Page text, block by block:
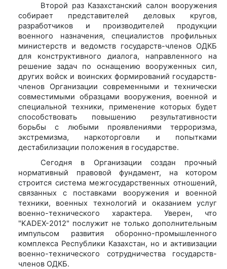
Второй раз Казахстанский салон вооружения
собирает представителей деловых кругов,
разработчиков и производителей продукции
военного назначения, специалистов профильных
министерств и ведомств государств-членов ОДКБ
для конструктивного диалога, направленного на
решение задач по оснащению вооруженных сил,
других войск и воинских формирований государств-
членов Организации современными и технически
совместимыми образцами вооружения, военной и
специальной техники, применение которых будет
способствовать повышению результативности
борьбы с любыми проявлениями терроризма,
экстремизма, наркоторговли и попытками
дестабилизации положения в государстве.
Сегодня в Организации создан прочный
нормативный правовой фундамент, на котором
строится система межгосударственных отношений,
связанных с поставками вооружения и военной
техники, военных технологий и оказанием услуг
военно-технического характера. Уверен, что
"KADEX-2012" послужит не только дополнительным
импульсом развития оборонно-промышленного
комплекса Республики Казахстан, но и активизации
военно-технического сотрудничества государств-
членов ОДКБ.